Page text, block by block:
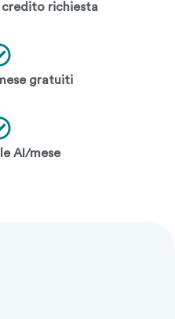
credito richiesta
gratuiti
AI/mese